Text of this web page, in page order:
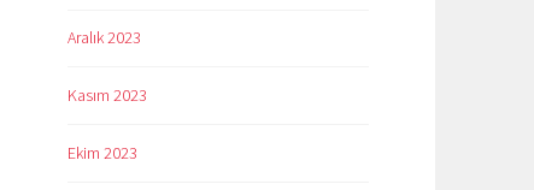
Aralık 2023
Kasım 2023
Ekim 2023